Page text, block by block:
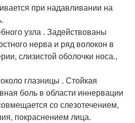
при надавливании на
узла . Задействованы
нерва и ряд волокон в
слизистой оболочки носа.,
глазницы . Стойкая
боль в области иннервации
со слезотечением,
покраснением лица.